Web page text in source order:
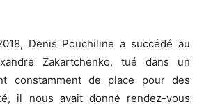
Denis Pouchiline a succédé au
Zakartchenko, tué dans un
constamment de place pour des
il nous avait donné rendez-vous